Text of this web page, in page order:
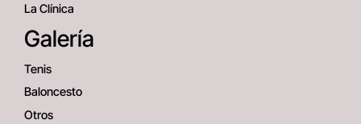
La Clínica
Galería
Tenis
Baloncesto
Otros